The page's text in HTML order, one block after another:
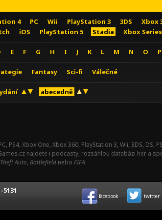
4 PC Wii PlayStation 3 3DS Xbox
iOS PlayStation 5 Stadia Xbox Series
E F G H I J K L M N O P
Fantasy Sci-fi Válečné
abecedně
PS4, Xbox One, Xbox 360, PlayStation 3, Wii, 3DS,
najdete i podcasty, rozsáhlou databázi her a
Auto, Battlefield nebo FIFA.
5131
facebook twitter